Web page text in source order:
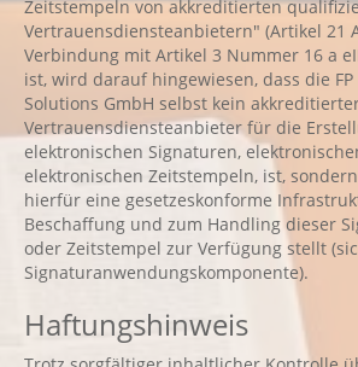
Zeitstempeln von akkreditierten
Vertrauensdiensteanbietern" (Artikel 21
Verbindung mit Artikel 3 Nummer 16 a
ist, wird darauf hingewiesen, dass die
Solutions GmbH selbst kein
Vertrauensdiensteanbieter für die
elektronischen Signaturen,
elektronischen Zeitstempeln, ist,
hierfür eine gesetzeskonforme
Beschaffung und zum Handling dieser
oder Zeitstempel zur Verfügung stellt
Signaturanwendungskomponente).
Haftungshinweis